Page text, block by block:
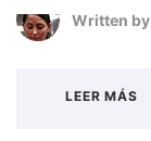
Written by
LEER MÁS